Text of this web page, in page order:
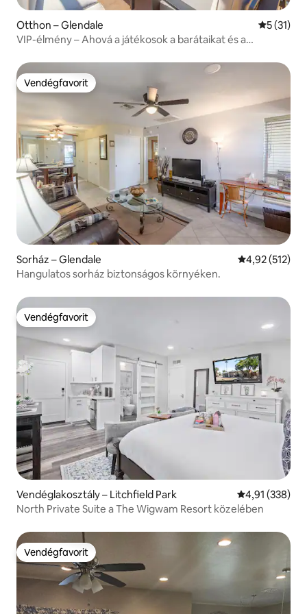
Otthon – Glendale Átlagos
5 (31)
VIP-élmény – Ahová a játékosok a barátaikat és a
Vendégfavorit
Vendégfavorit
Sorház – Glendale Átlagos
4,92 (512)
Hangulatos sorház biztonságos környéken.
Vendégfavorit
Vendégfavorit
Vendéglakosztály – Litchfield Park Átlagos
4,91 (338)
North Private Suite a The Wigwam Resort közelében
Vendégfavorit
Vendégfavorit